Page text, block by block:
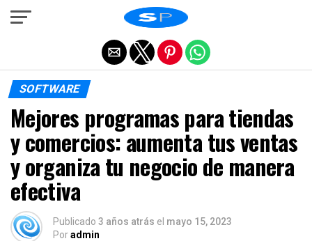
SOFTWARE
Mejores programas para tiendas
y comercios: aumenta tus ventas
y organiza tu negocio de manera
efectiva
Publicado 3 años atrás el mayo 15, 2023
Poradmin
Salir de la versión móvil